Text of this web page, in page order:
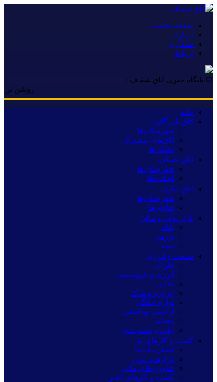
صفحه نخست
درباره
همکاری
ارتباط
۞ پایگاه خبری اتاق شفاف :
روشن تر از
خانه
اتاق بازرگانی
شهرستان‌ها
اتاق‌های مشترک
تشکل‌ها
اتاق اصناف
شهرستان‌ها
اتحادیه‌ها
اتاق تعاون
شهرستان‌ها
تعاونی‌ها
بازار پولی و مالی
بانک
بورس
بیمه
صنعت و انرژی
فلزات
انرژی و پتروشیمی
غذایی
چرم و پوشاک
لوازم خانگی
آرایشی بهداشتی
معدنی
چاپ و بسته‌بندی
کسب و کارهای نو
استارت‌آپ‌ها
بازارهای نوین
فناوری‌های مالی
کسب و کارهای آنلاین